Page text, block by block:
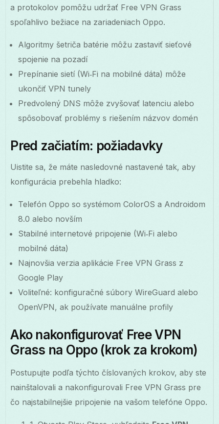
a protokolov pomôžu udržať Free VPN Grass
spoľahlivo bežiace na zariadeniach Oppo.
Algoritmy šetriča batérie môžu zastaviť sieťové
spojenie na pozadí
Prepínanie sietí (Wi‑Fi na mobilné dáta) môže
ukončiť VPN tunely
Predvolený DNS môže zvyšovať latenciu alebo
spôsobovať problémy s riešením názvov domén
Pred začiatím: požiadavky
Uistite sa, že máte nasledovné nastavené tak, aby
konfigurácia prebehla hladko:
Telefón Oppo so systémom ColorOS a Androidom
8.0 alebo novším
Stabilné internetové pripojenie (Wi‑Fi alebo
mobilné dáta)
Najnovšia verzia aplikácie Free VPN Grass z
Google Play
Voliteľné: konfiguračné súbory WireGuard alebo
OpenVPN, ak používate manuálne profily
Ako nakonfigurovať Free VPN
Grass na Oppo (krok za krokom)
Postupujte podľa týchto číslovaných krokov, aby ste
nainštalovali a nakonfigurovali Free VPN Grass pre
čo najstabilnejšie pripojenie na vašom telefóne Oppo.